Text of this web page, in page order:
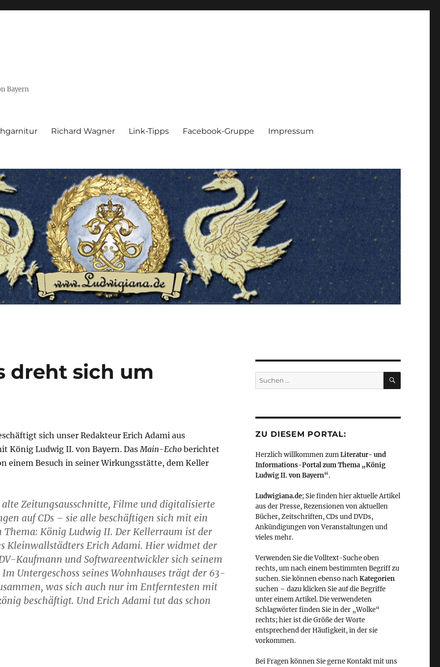
Bayern
Richard Wagner Link-Tipps Facebook-Gruppe Impressum
dreht sich um
sich unser Redakteur Erich Adami aus
König Ludwig II. von Bayern. DasMain-Echoberichtet
einem Besuch in seiner Wirkungsstätte, dem Keller
Zeitungsausschnitte, Filme und digitalisierte
auf CDs – sie alle beschäftigen sich mit ein
Thema: König Ludwig II. Der Kellerraum ist der
Kleinwallstädters Erich Adami. Hier widmet der
Kaufmann und Softwareentwickler sich seinem
Untergeschoss seines Wohnhauses trägt der 63-
was sich auch nur im Entferntesten mit
beschäftigt. Und Erich Adami tut das schon
Suchen
nach:
SUCHEN
ZU DIESEM PORTAL:
Herzlich willkommen zumLiteratur- und
Informations-Portal zum Thema „König
Ludwig II. von Bayern“.
Ludwigiana.de; Sie finden hier aktuelle Artikel
aus der Presse, Rezensionen von aktuellen
Bücher, Zeitschriften, CDs und DVDs,
Ankündigungen von Veranstaltungen und
vieles mehr.
Verwenden Sie die Volltext-Suche oben
rechts, um nach einem bestimmten Begriff zu
suchen. Sie können ebenso nachKategorien
suchen – dazu klicken Sie auf die Begriffe
unter einem Artikel. Die verwendeten
Schlagwörter finden Sie in der „Wolke“
rechts; hier ist die Größe der Worte
entsprechend der Häufigkeit, in der sie
vorkommen.
Bei Fragen können Sie gerne Kontakt mit uns